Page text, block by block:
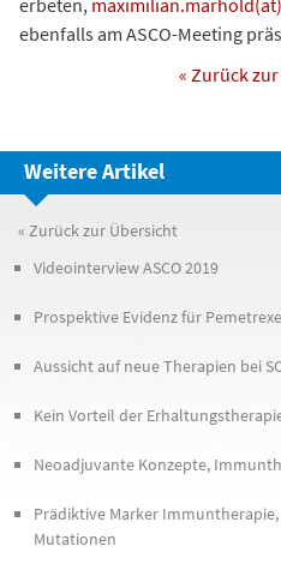
ebenfalls am ASCO-Meeting
« Zurück
Weitere Artikel
« Zurück zur Übersicht
Videointerview ASCO 2019
Prospektive Evidenz für
Aussicht auf neue Therapien bei
Kein Vorteil der
Neoadjuvante Konzepte,
Prädiktive Marker Immuntherapie,
Mutationen